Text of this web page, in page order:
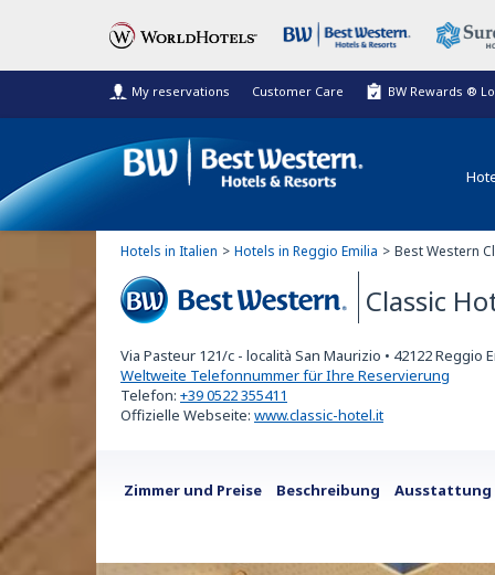
My reservations Customer Care BW Rewards ®
Hotels in Italien Hotels in Reggio Emilia Best Western
Best Western
Classic
Via Pasteur 121/c - località San Maurizio • 42122Reggio
Weltweite Telefonnummer für Ihre Reservierung
Telefon: +39 0522 355411
Offizielle Webseite: www.classic-hotel.it
Zimmer und Preise Beschreibung Ausstattung